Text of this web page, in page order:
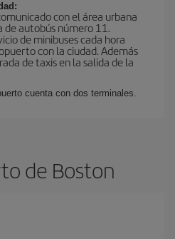
con el área urbana
de autobús número 11.
de minibuses cada hora
con la ciudad. Además
de taxis en la salida de la
cuenta con dos terminales.
de Boston